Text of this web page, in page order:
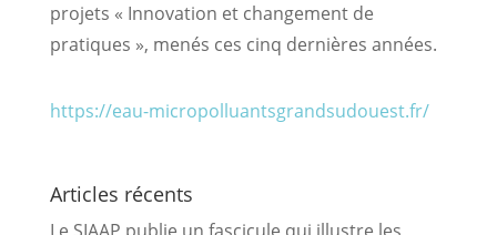
projets « Innovation et changement de
pratiques », menés ces cinq dernières années.
https://eau-micropolluantsgrandsudouest.fr/
Articles récents